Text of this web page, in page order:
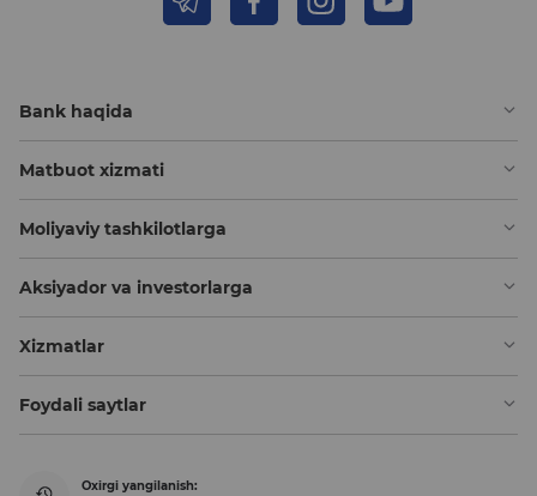
Bank haqida
Matbuot xizmati
Moliyaviy tashkilotlarga
Aksiyador va investorlarga
Xizmatlar
Foydali saytlar
Oxirgi yangilanish: